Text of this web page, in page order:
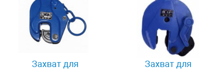
Захват для
Захват для